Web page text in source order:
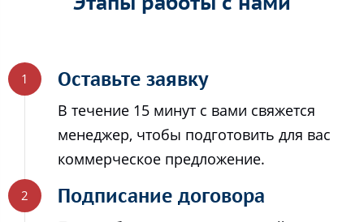
Оставьте заявку
В течение 15 минут с вами свяжется
менеджер, чтобы подготовить для вас
коммерческое предложение.
Подписание договора